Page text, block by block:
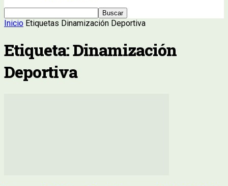
Inicio Etiquetas Dinamización Deportiva
Etiqueta: Dinamización
Deportiva